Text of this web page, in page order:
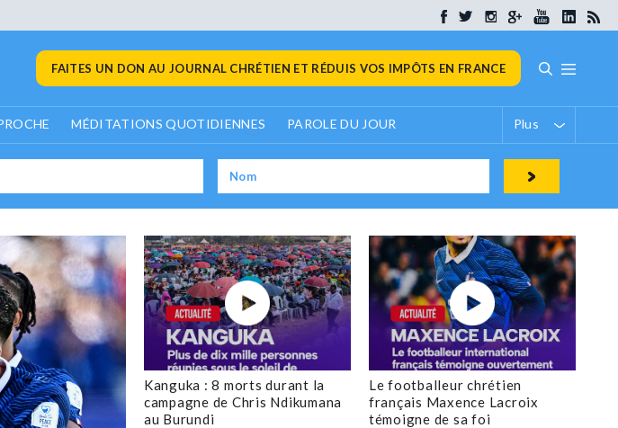
FAITES UN DON AU JOURNAL CHRÉTIEN ET RÉDUIS VOS IMPÔTS EN FRANCE
MÉDITATIONS QUOTIDIENNES PAROLE DU JOUR Plus
Kanguka : 8 morts durant la
campagne de Chris Ndikumana
au Burundi
Le footballeur chrétien
français Maxence Lacroix
témoigne de sa foi